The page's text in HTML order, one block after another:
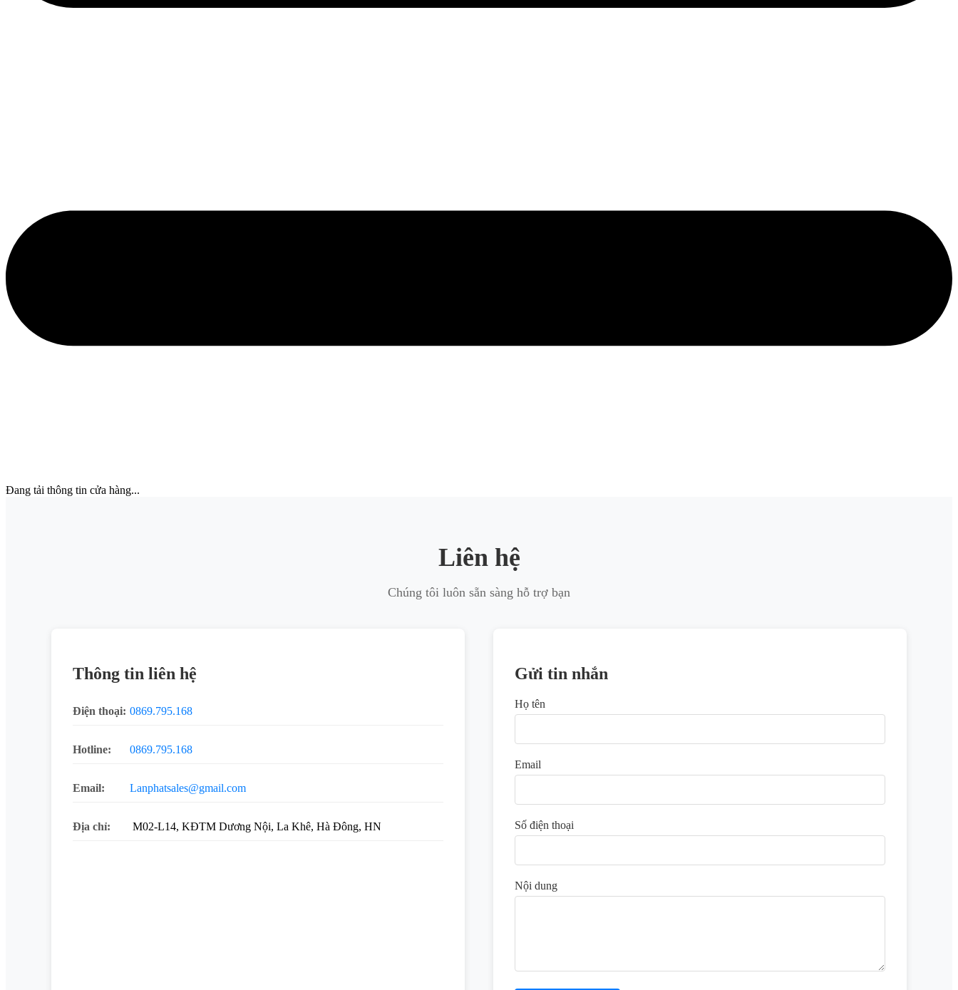
Đang tải thông tin cửa hàng...
Liên hệ
Chúng tôi luôn sẵn sàng hỗ trợ bạn
Thông tin liên hệ
Điện thoại: 0869.795.168
Hotline: 0869.795.168
Email: Lanphatsales@gmail.com
Địa chỉ: M02-L14, KĐTM Dương Nội, La Khê, Hà Đông, HN
Gửi tin nhắn
Họ tên
Email
Số điện thoại
Nội dung